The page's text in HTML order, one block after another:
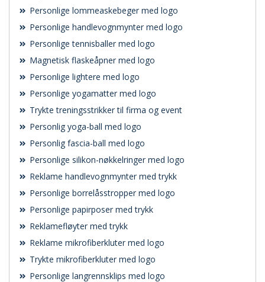
Personlige lommeaskebeger med logo
Personlige handlevognmynter med logo
Personlige tennisballer med logo
Magnetisk flaskeåpner med logo
Personlige lightere med logo
Personlige yogamatter med logo
Trykte treningsstrikker til firma og event
Personlig yoga-ball med logo
Personlig fascia-ball med logo
Personlige silikon-nøkkelringer med logo
Reklame handlevognmynter med trykk
Personlige borrelåsstropper med logo
Personlige papirposer med trykk
Reklamefløyter med trykk
Reklame mikrofiberkluter med logo
Trykte mikrofiberkluter med logo
Personlige langrennsklips med logo